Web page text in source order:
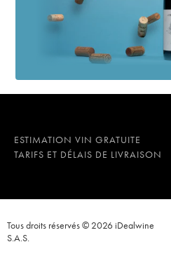
ESTIMATION VIN GRATUITE
TARIFS ET DÉLAIS DE LIVRAISON
Tous droits réservés © 2026 iDealwine
S.A.S.